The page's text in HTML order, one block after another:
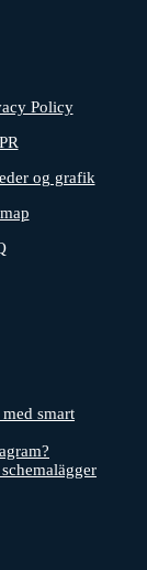
Policy
og grafik
smart